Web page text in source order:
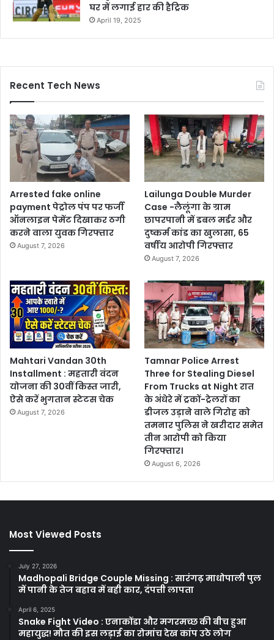
घर में लगाई हार की हैट्रिक
April 19, 2025
Recent Tech News
Arrested fake online
payment पेट्रोल पंप पर फर्जी
ऑनलाइन पेमेंट दिखाकर ठगी
करने वाला युवक गिरफ्तार
August 7, 2026
Lailunga Double Murder
Case -लैलूंगा के ग्राम
छापरपानी में डबल मर्डर और
दुष्कर्म कांड का खुलासा, 65
वर्षीय आरोपी गिरफ्तार
August 7, 2026
Mahtari Vandan 30th
Installment : महतारी वंदन
योजना की 30वीं किस्त जारी,
ऐसे करें भुगतान स्टेटस चेक
August 7, 2026
Tamnar Police Arrest
Three for Stealing Diesel
From Trucks at Night रात
के अंधेरे में ट्रकों-ट्रेलरों का
डीजल उड़ाने वाले गिरोह को
तमनार पुलिस ने खरीदार समेत
तीन आरोपी को किया
गिरफ्तार।
August 6, 2026
Most Viewed Posts
July 27, 2026
Madhopali Bridge Couple Missing : सारंगढ़ माधोपाली पुल
में पानी के तेज बहाव में बही कार, दंपत्ती लापता
April 6, 2025
Snake Fight Video : एनाकोंडा और मगरमच्छ की बीच हुआ
महायुद्ध! मौत की इस लड़ाई का रोमांच देख कांप उठे लोग